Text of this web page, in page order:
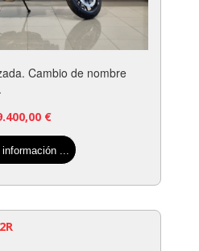
Cambio de nombre
€
información ...